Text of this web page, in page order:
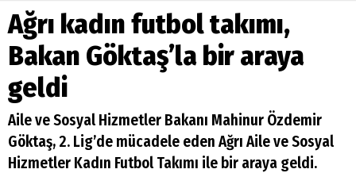
07:16 Doğubayazıt'ta çocukların sırtındaki ağır yük
07:00 DEVLET ve HÜKÜMET
18:29ÇARŞI CADDESİ YAZ BOZ TAHTASI
Ağrı kadın futbol takımı,
Bakan Göktaş’la bir araya
geldi
Aile ve Sosyal Hizmetler Bakanı Mahinur Özdemir
Göktaş, 2. Lig’de mücadele eden Ağrı Aile ve Sosyal
Hizmetler Kadın Futbol Takımı ile bir araya geldi.